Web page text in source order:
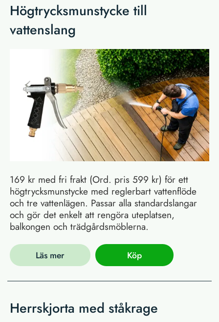
Högtrycksmunstycke till
vattenslang
169 kr med fri frakt (Ord. pris 599 kr) för ett
högtrycksmunstycke med reglerbart vattenflöde
och tre vattenlägen. Passar alla standardslangar
och gör det enkelt att rengöra uteplatsen,
balkongen och trädgårdsmöblerna.
Läs mer Köp
Herrskjorta med ståkrage